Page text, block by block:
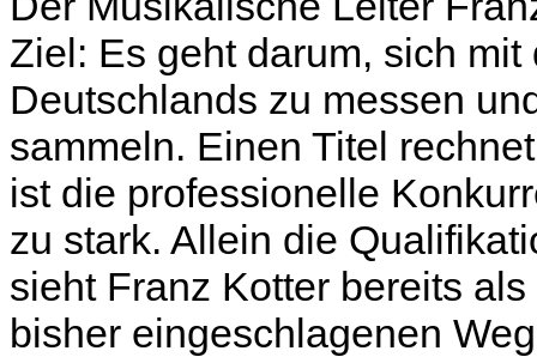
Ziel: Es geht darum, sich
Deutschlands zu messen
sammeln. Einen Titel
ist die professionelle
zu stark. Allein die
sieht Franz Kotter bereits
bisher eingeschlagenen